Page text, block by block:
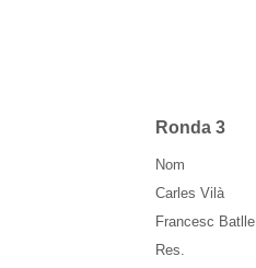
Ronda 3
Nom
Carles Vilà
Francesc Batlle
Res.